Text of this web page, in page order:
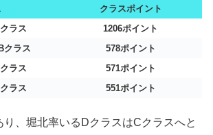
クラスポイント
ラス
1206ポイント
Bクラス
578ポイント
ラス
571ポイント
ラス 551ポイント
り、堀北率いるDクラスはCクラスへと